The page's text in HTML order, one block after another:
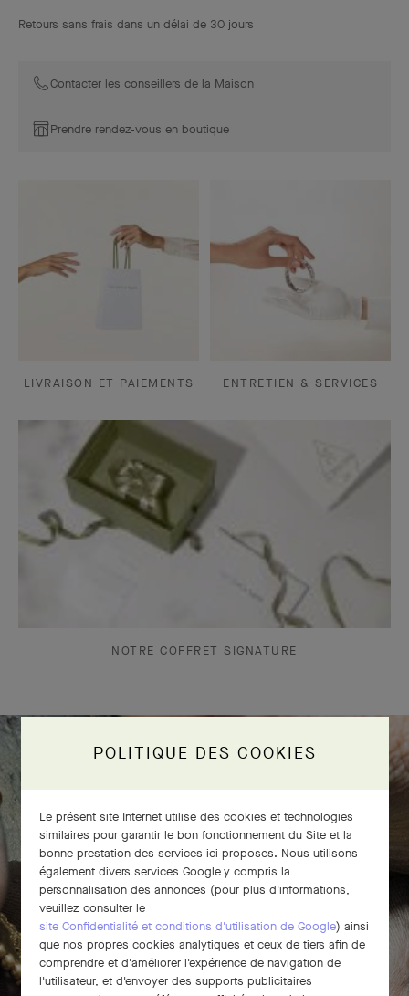
Retours sans frais dans un délai de 30 jours
Contacter les conseillers de la Maison
Prendre rendez-vous en boutique
LIVRAISON ET PAIEMENTS ENTRETIEN & SERVICES
NOTRE COFFRET SIGNATURE
Le bracelet Perlée diamants 5 rangs
prend vie
POLITIQUE DES COOKIES
Le présent site Internet utilise des cookies et technologies
similaires pour garantir le bon fonctionnement du Site et la
bonne prestation des services ici proposes. Nous utilisons
également divers services Google y compris la
personnalisation des annonces (pour plus d'informations,
veuillez consulter le
site Confidentialité et conditions d'utilisation de Google) ainsi
que nos propres cookies analytiques et ceux de tiers afin de
comprendre et d'améliorer l'expérience de navigation de
l'utilisateur, et d'envoyer des supports publicitaires